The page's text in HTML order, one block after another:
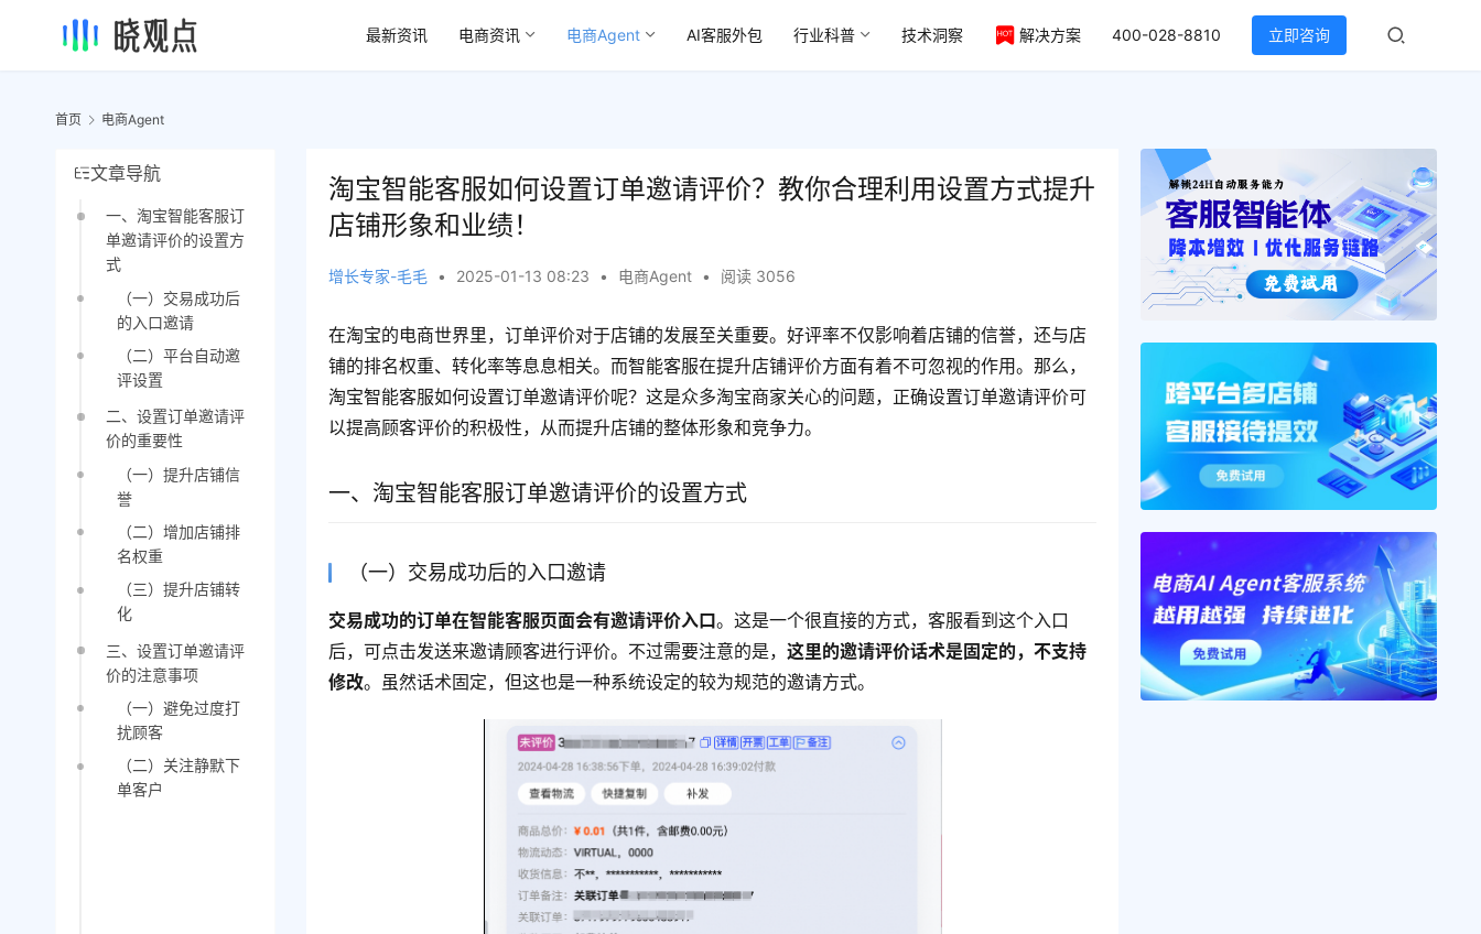
最新资讯 电商资讯 电商Agent AI客服外包 行业科普 技术洞察 解决方案 400-028-8810 立即咨询
首页 电商Agent
文章导航
一、淘宝智能客服订
单邀请评价的设置方
式
（一）交易成功后
的入口邀请
（二）平台自动邀
评设置
二、设置订单邀请评
价的重要性
（一）提升店铺信
誉
（二）增加店铺排
名权重
（三）提升店铺转
化
三、设置订单邀请评
价的注意事项
（一）避免过度打
扰顾客
（二）关注静默下
单客户
淘宝智能客服如何设置订单邀请评价？教你合理利用设置方式提升
店铺形象和业绩！
增长专家-毛毛 • 2025-01-13 08:23 • 电商Agent • 阅读 3056
在淘宝的电商世界里，订单评价对于店铺的发展至关重要。好评率不仅影响着店铺的信誉，还与店
铺的排名权重、转化率等息息相关。而智能客服在提升店铺评价方面有着不可忽视的作用。那么，
淘宝智能客服如何设置订单邀请评价呢？这是众多淘宝商家关心的问题，正确设置订单邀请评价可
以提高顾客评价的积极性，从而提升店铺的整体形象和竞争力。
一、淘宝智能客服订单邀请评价的设置方式
（一）交易成功后的入口邀请
交易成功的订单在智能客服页面会有邀请评价入口。这是一个很直接的方式，客服看到这个入口
后，可点击发送来邀请顾客进行评价。不过需要注意的是，这里的邀请评价话术是固定的，不支持
修改。虽然话术固定，但这也是一种系统设定的较为规范的邀请方式。